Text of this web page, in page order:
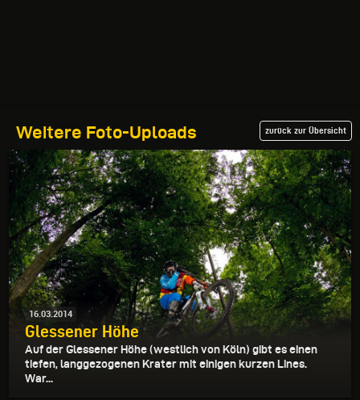
Weitere Foto-Uploads zurück zur Übersicht
16.03.2014
Glessener Höhe
Auf der Glessener Höhe (westlich von Köln) gibt es einen
tiefen, langgezogenen Krater mit einigen kurzen Lines.
War...